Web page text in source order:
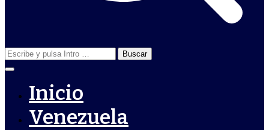
Buscar:
Inicio
Venezuela